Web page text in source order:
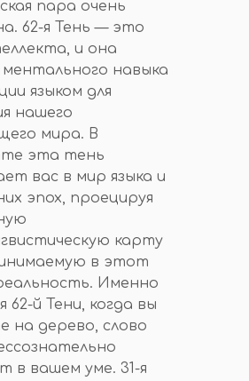
пара очень
62-я Тень — это
и она
ментального навыка
языком для
нашего
мира. В
эта тень
вас в мир языка и
эпох, проецируя
карту
в этот
Именно
62-й Тени, когда вы
на дерево, слово
в вашем уме. 31-я